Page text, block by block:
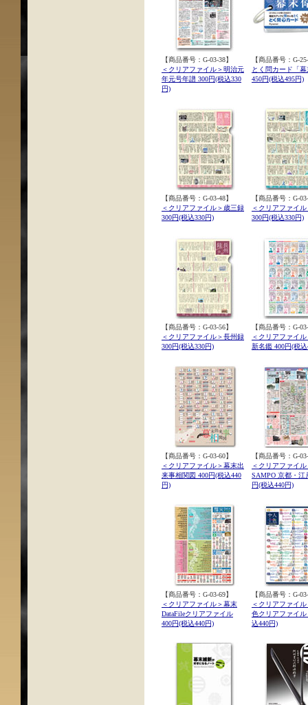
【商品番号：G-03-38】
＜クリアファイル＞明治元
年元号年譜 300円(税込330
円)
【商品番号：G-
とく問カード「
450円(税込495円)
【商品番号：G-03-48】
＜クリアファイル＞歳三録
300円(税込330円)
【商品番号：G-
＜クリアファイ
300円(税込330円)
【商品番号：G-03-56】
＜クリアファイル＞長州録
300円(税込330円)
【商品番号：G-
＜クリアファイ
新名鑑 400円(税込
【商品番号：G-03-60】
＜クリアファイル＞幕末出
来事相関図 400円(税込440
円)
【商品番号：G-
＜クリアファイ
SAMPO 京都・江
円(税込440円)
【商品番号：G-03-69】
＜クリアファイル＞幕末
DataFileクリアファイル
400円(税込440円)
【商品番号：G-
＜クリアファイ
色クリアファイル
込440円)